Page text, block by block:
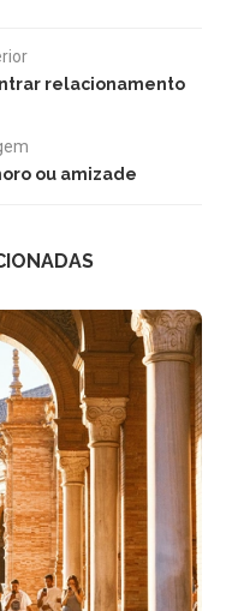
relacionamento
ou amizade